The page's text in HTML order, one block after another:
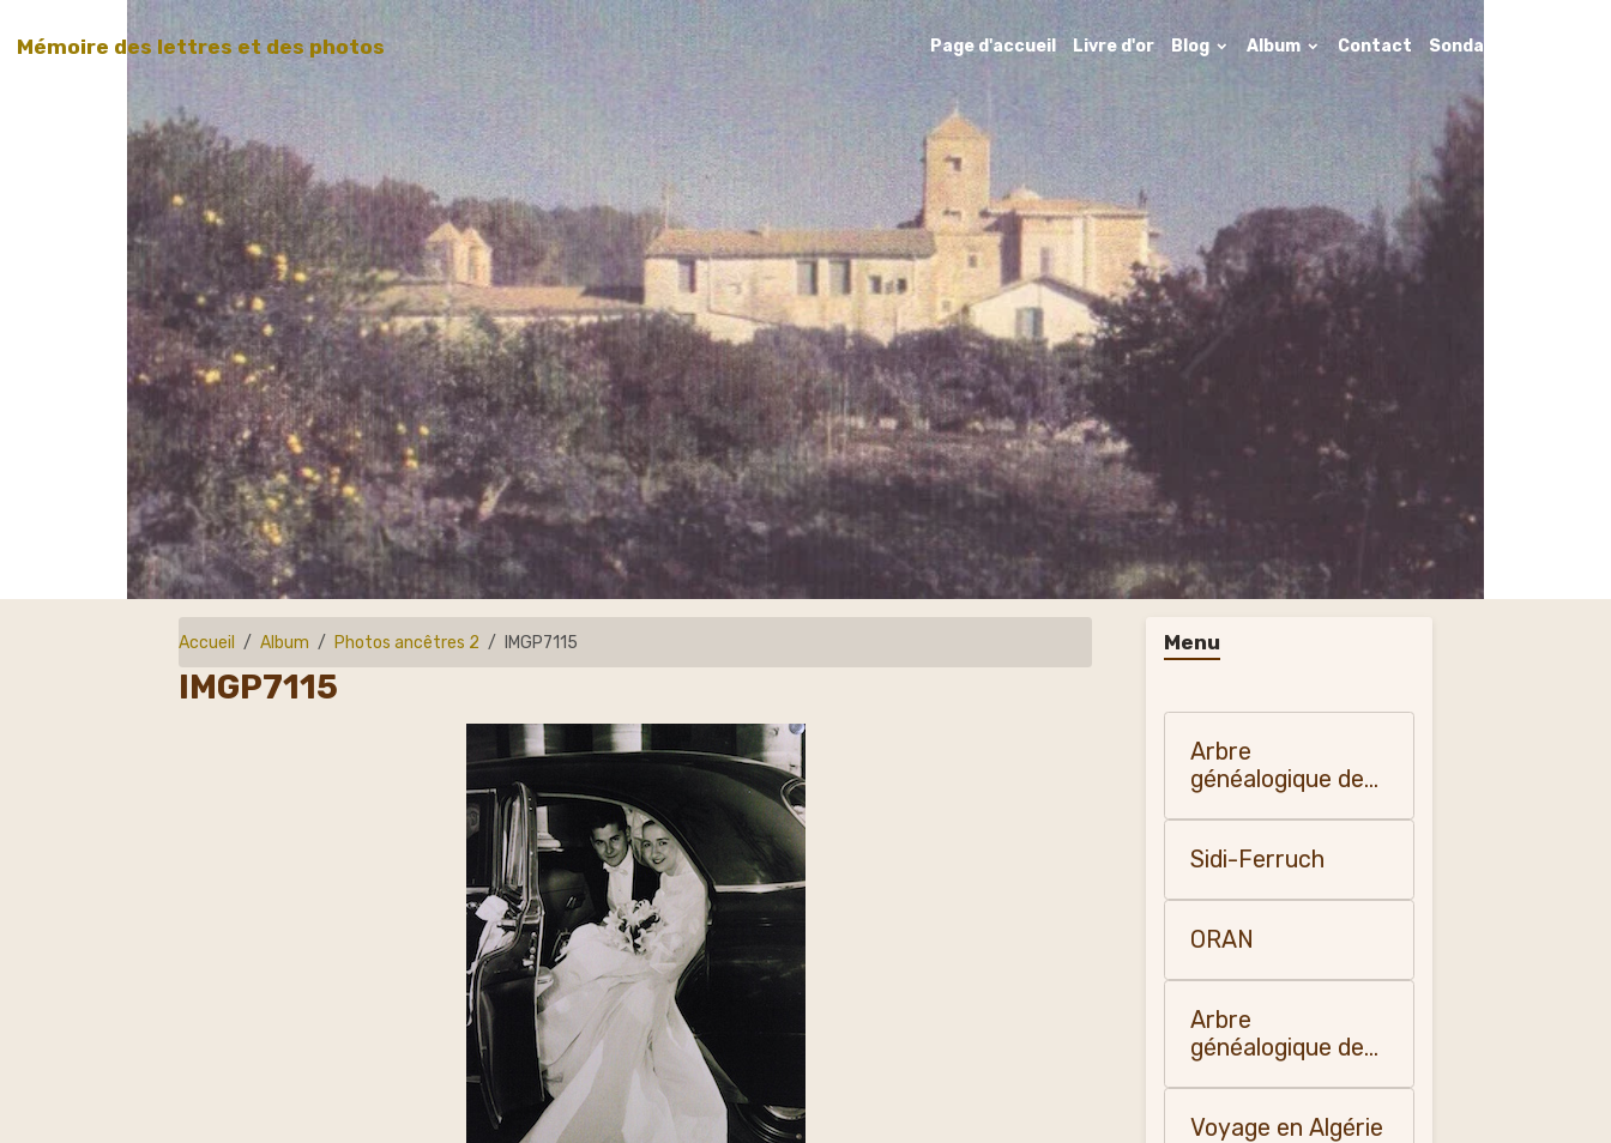
Mémoire des lettres et des photos Page d'accueil Livre d'or Blog Album Contact Sondages
Accueil Album Photos ancêtres 2 IMGP7115
IMGP7115
Menu
Arbre
généalogique de
Sidi-Ferruch
ORAN
Arbre
généalogique de
Voyage en Algérie